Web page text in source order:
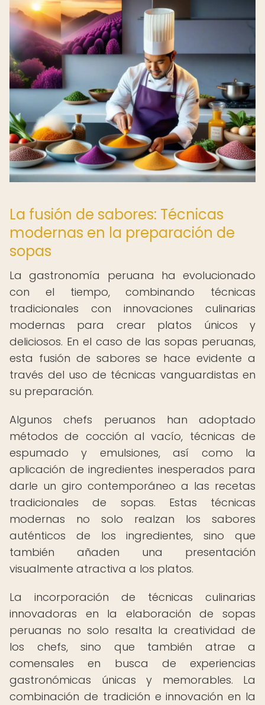
La fusión de sabores: Técnicas
modernas en la preparación de
sopas
La gastronomía peruana ha evolucionado
con el tiempo, combinando técnicas
tradicionales con innovaciones culinarias
modernas para crear platos únicos y
deliciosos. En el caso de las sopas peruanas,
esta fusión de sabores se hace evidente a
través del uso de técnicas vanguardistas en
su preparación.
Algunos chefs peruanos han adoptado
métodos de cocción al vacío, técnicas de
espumado y emulsiones, así como la
aplicación de ingredientes inesperados para
darle un giro contemporáneo a las recetas
tradicionales de sopas. Estas técnicas
modernas no solo realzan los sabores
auténticos de los ingredientes, sino que
también añaden una presentación
visualmente atractiva a los platos.
La incorporación de técnicas culinarias
innovadoras en la elaboración de sopas
peruanas no solo resalta la creatividad de
los chefs, sino que también atrae a
comensales en busca de experiencias
gastronómicas únicas y memorables. La
combinación de tradición e innovación en la